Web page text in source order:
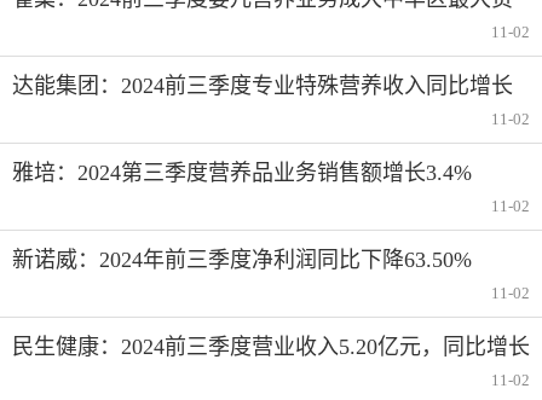
11-02
达能集团：2024前三季度专业特殊营养收入同比增长
11-02
雅培：2024第三季度营养品业务销售额增长3.4%
11-02
新诺威：2024年前三季度净利润同比下降63.50%
11-02
民生健康：2024前三季度营业收入5.20亿元，同比增长
11-02